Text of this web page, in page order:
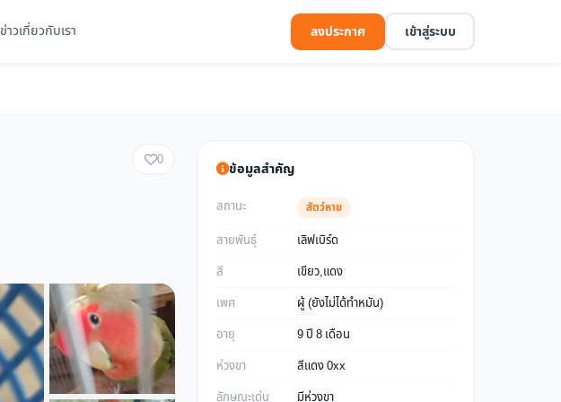
ข่าวเกี่ยวกับเรา ลงประกาศ เข้าสู่ระบบ
0 ข้อมูลสำคัญ
สถานะ สัตว์หาย
สายพันธุ์
เลิฟเบิร์ด
สี
เขียว,แดง
เพศ
ผู้ (ยังไม่ได้ทำหมัน)
อายุ
9 ปี 8 เดือน
ห่วงขา
สีแดง 0xx
ลักษณะเด่น
มีห่วงขา